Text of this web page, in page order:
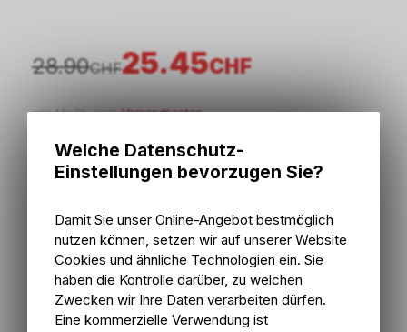
25.45CHF
28.90CHF
inkl. MwSt., zzgl.Versandkosten
In den Warenkorb
2 - 5 Tage ab externem Lager
2 - 5 Tage ab externem Lager
Abholung Bike Zone AG
Welche Datenschutz-
Einstellungen bevorzugen Sie?
Damit Sie unser Online-Angebot bestmöglich
nutzen können, setzen wir auf unserer Website
Cookies und ähnliche Technologien ein. Sie
haben die Kontrolle darüber, zu welchen
Zwecken wir Ihre Daten verarbeiten dürfen.
Eine kommerzielle Verwendung ist